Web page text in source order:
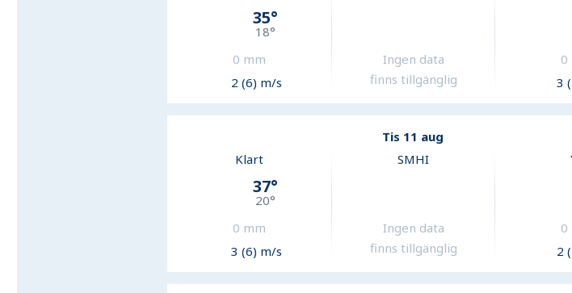
35°
18°
0 mm
2 (6) m/s
Ingen data
finns tillgänglig
0
3
Tis 11 aug
Klart
37°
20°
0 mm
3 (6) m/s
SMHI
Ingen data
finns tillgänglig
0
2